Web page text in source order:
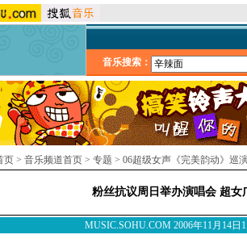
音乐搜索：
页 > 音乐频道首页 > 专题 > 06超级女声《完美韵动》巡
粉丝抗议周日举办演唱会 超女
MUSIC.SOHU.COM 2006年11月14日